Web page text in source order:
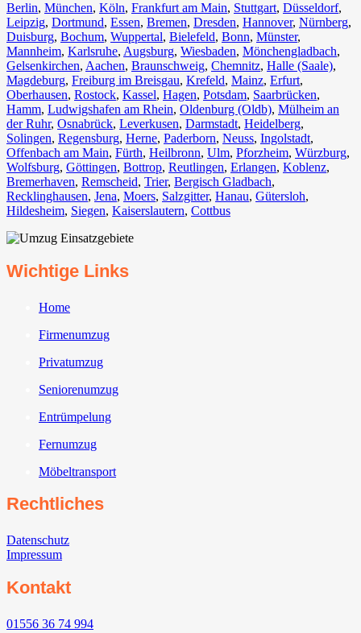
Berlin⁠, München, Köln⁠, Frankfurt am Main, Stuttgart, Düsseldorf,
Leipzig, Dortmund, Essen, Bremen, Dresden, Hannover, Nürnberg,
Duisburg⁠, Bochum, Wuppertal⁠, Bielefeld⁠, Bonn⁠, Münster⁠,
Mannheim, Karlsruhe, Augsburg, Wiesbaden⁠, Mönchengladbach⁠,
Gelsenkirchen⁠, Aachen⁠, Braunschweig, Chemnitz⁠, Halle (Saale)⁠,
Magdeburg, Freiburg im Breisgau⁠, Krefeld⁠, Mainz⁠, Erfurt,
Oberhausen⁠, Rostock⁠, Kassel⁠, Hagen, Potsdam, Saarbrücken⁠,
Hamm, Ludwigshafen am Rhein⁠, Oldenburg (Oldb), Mülheim an
der Ruhr, Osnabrück⁠, Leverkusen, Darmstadt⁠, Heidelberg,
Solingen, Regensburg, Herne⁠, Paderborn, Neuss, Ingolstadt,
Offenbach am Main, Fürth⁠, Heilbronn, Ulm⁠, Pforzheim, Würzburg,
Wolfsburg⁠, Göttingen, Bottrop, Reutlingen, Erlangen⁠, Koblenz,
Bremerhaven⁠, Remscheid, Trier⁠, Bergisch Gladbach,
Recklinghausen, Jena⁠, Moers⁠, Salzgitter⁠, Hanau, Gütersloh,
Hildesheim⁠, Siegen⁠, Kaiserslautern⁠, Cottbus⁠
Wichtige Links
Home
Firmenumzug
Privatumzug
Seniorenumzug
Entrümpelung
Fernumzug
Möbeltransport
Rechtliches
Datenschutz
Impressum
Kontakt
01556 36 74 994